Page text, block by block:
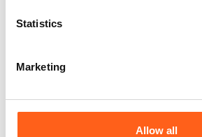
Statistics
Marketing
Allow all
Contrôle technique &